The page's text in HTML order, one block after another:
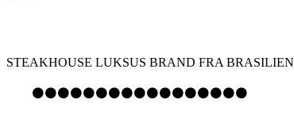
STEAKHOUSE LUKSUS BRAND FRA BRASILIEN
⚫️⚫️⚫️⚫️⚫️⚫️⚫️⚫️⚫️⚫️⚫️⚫️⚫️⚫️⚫️⚫️⚫️